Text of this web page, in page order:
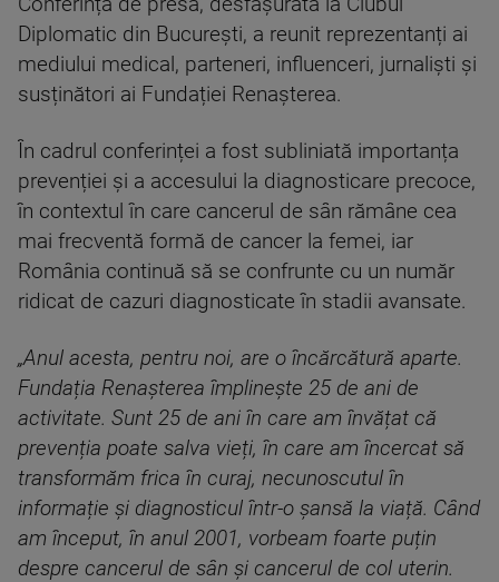
Diplomatic din București, a reunit reprezentanți ai
mediului medical, parteneri, influenceri, jurnaliști și
susținători ai Fundației Renașterea.
În cadrul conferinței a fost subliniată importanța
prevenției și a accesului la diagnosticare precoce,
în contextul în care cancerul de sân rămâne cea
mai frecventă formă de cancer la femei, iar
România continuă să se confrunte cu un număr
ridicat de cazuri diagnosticate în stadii avansate.
„Anul acesta, pentru noi, are o încărcătură aparte.
Fundația Renașterea împlinește 25 de ani de
activitate. Sunt 25 de ani în care am învățat că
prevenția poate salva vieți, în care am încercat să
transformăm frica în curaj, necunoscutul în
informație și diagnosticul într-o șansă la viață. Când
am început, în anul 2001, vorbeam foarte puțin
despre cancerul de sân și cancerul de col uterin.